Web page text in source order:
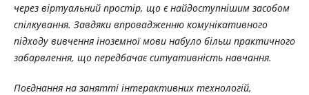
через віртуальний простір, що є найдоступнішим засобом
спілкування. Завдяки впровадженню комунікативного
підходу вивчення іноземної мови набуло більш практичного
забарвлення, що передбачає ситуативність навчання.
Поєднання на занятті інтерактивних технологій,